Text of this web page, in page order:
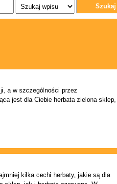
Szukaj
a w szczególności przez
jest dla Ciebie herbata zielona sklep,
kilka cechi herbaty, jakie są dla